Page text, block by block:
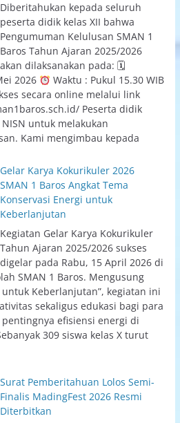
Diberitahukan kepada seluruh
peserta didik kelas XII bahwa
Pengumuman Kelulusan SMAN 1
Baros Tahun Ajaran 2025/2026
akan dilaksanakan pada: 🗓
2026
Waktu : Pukul 15.30 WIB
secara online melalui link
Peserta didik
untuk melakukan
Kami mengimbau kepada
Gelar Karya Kokurikuler 2026
SMAN 1 Baros Angkat Tema
Konservasi Energi untuk
Keberlanjutan
Kegiatan Gelar Karya Kokurikuler
Tahun Ajaran 2025/2026 sukses
digelar pada Rabu, 15 April 2026 di
SMAN 1 Baros. Mengusung
Keberlanjutan”, kegiatan ini
sekaligus edukasi bagi para
efisiensi energi di
309 siswa kelas X turut
Surat Pemberitahuan Lolos Semi-
Finalis MadingFest 2026 Resmi
Diterbitkan